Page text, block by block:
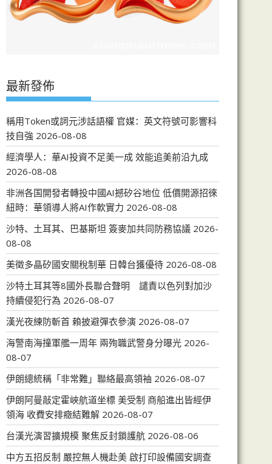
最新發佈
稱用Token或詞元涉話語權 官媒：英文符號可影響科
技自強 2026-08-08
經濟學人：華AI投資不足美一成 效能追美前沿九成
2026-08-08
非洲各国開發者轉投中國AI撼矽谷地位 低價開源招徠
紐時：華領導人將AI作軟實力 2026-08-08
沙特、土耳其、巴基斯坦 簽麥加共同防務協議 2026-
08-08
美徵多晶矽國安關稅制華 日韓台獲優待 2026-08-08
沙特土耳其等8國外長聯合聲明 譴責以色列對加沙
持續侵犯行為 2026-08-07
漢光夜練防斬首 賴披避彈衣參演 2026-08-07
海警南海撞軍艦一周年 兩殉職武警身分曝光 2026-
08-07
伊朗總統稱「非常難」聯絡最高領袖 2026-08-07
伊朗阿曼敲定霍峽航道坐標 美受制 商船進出皆經伊
領海 收費安排癥結難解 2026-08-07
台漢光演習擴規模 聚焦反封鎖護航 2026-08-06
中方五招反制 嚴控無人機赴美 啟打印設備國安調查